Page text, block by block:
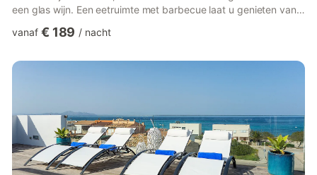
een glas wijn. Een eetruimte met barbecue laat u genieten van
privacy als een rustige omgeving garandeert. De buren in de
afzondering in gevaar te brengen. Comfortabel binnenleven
vanaf € 189 / nacht